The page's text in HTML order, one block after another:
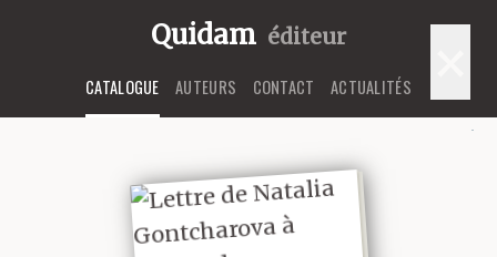
Quidam éditeur
CATALOGUE AUTEURS CONTACT ACTUALITÉS